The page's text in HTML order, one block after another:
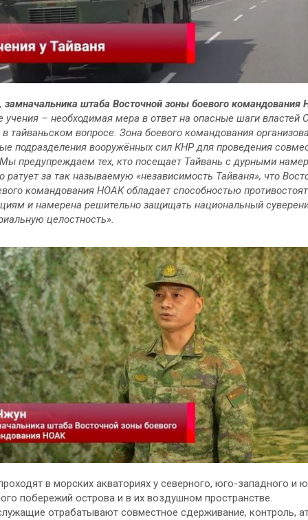
замначальника штаба Восточной зоны боевого командования
учения – необходимая мера в ответ на опасные шаги властей
в тайваньском вопросе. Зона боевого командования
подразделения вооружённых сил КНР для проведения
предупреждаем тех, кто посещает Тайвань с дурными
ратует за так называемую «независимость Тайваня», что
командования НОАК обладает способностью
и намерена решительно защищать национальный
целостность».
в морских акваториях у северного, юго-западного и
побережий острова и в их воздушном пространстве.
отрабатывают совместное сдерживание, контроль,